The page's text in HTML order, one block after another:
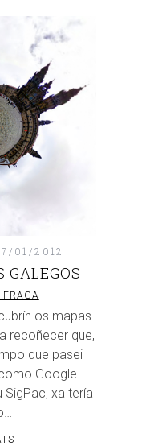
01/2012
GALEGOS
FRAGA
os mapas
recoñecer que,
que pasei
Google
SigPac, xa tería